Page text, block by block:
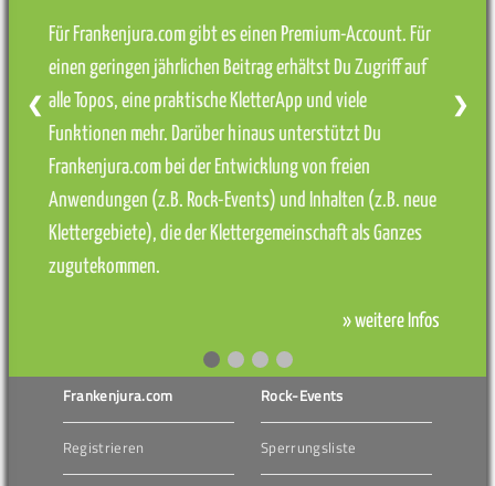
Für Frankenjura.com gibt es einen Premium-Account. Für
einen geringen jährlichen Beitrag erhältst Du Zugriff auf
alle Topos, eine praktische KletterApp und viele
Funktionen mehr. Darüber hinaus unterstützt Du
Frankenjura.com bei der Entwicklung von freien
Anwendungen (z.B. Rock-Events) und Inhalten (z.B. neue
Klettergebiete), die der Klettergemeinschaft als Ganzes
zugutekommen.
» weitere Infos
❮ ❯
Frankenjura.com
Registrieren
Rock-Events
Sperrungsliste